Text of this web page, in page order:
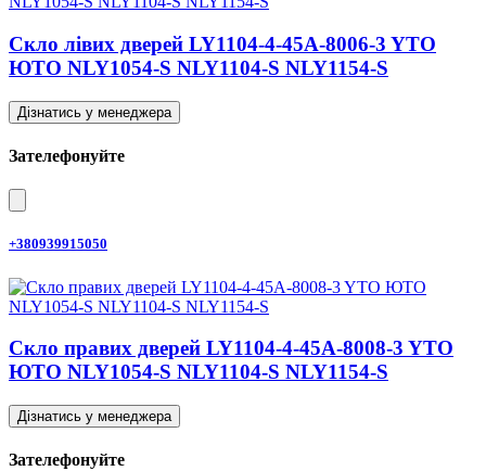
Скло лівих дверей LY1104-4-45A-8006-3 YTO
ЮТО NLY1054-S NLY1104-S NLY1154-S
Дізнатись у менеджера
Зателефонуйте
+380939915050
Скло правих дверей LY1104-4-45A-8008-3 YTO
ЮТО NLY1054-S NLY1104-S NLY1154-S
Дізнатись у менеджера
Зателефонуйте